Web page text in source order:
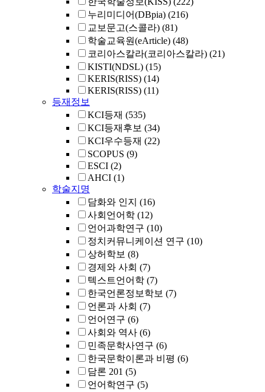
누리미디어(DBpia) (216)
교보문고(스콜라) (81)
학술교육원(eArticle) (48)
코리아스칼라(코리아스칼라) (21)
KISTI(NDSL) (15)
KERIS(RISS) (14)
KERIS(RISS) (11)
등재정보
KCI등재 (535)
KCI등재후보 (34)
KCI우수등재 (22)
SCOPUS (9)
ESCI (2)
AHCI (1)
학술지명
담화와 인지 (16)
사회언어학 (12)
언어과학연구 (10)
정치커뮤니케이션 연구 (10)
상허학보 (8)
경제와 사회 (7)
텍스트언어학 (7)
한국언론정보학보 (7)
언론과 사회 (7)
언어연구 (6)
사회와 역사 (6)
민족문학사연구 (6)
한국문학이론과 비평 (6)
담론 201 (5)
언어학연구 (5)